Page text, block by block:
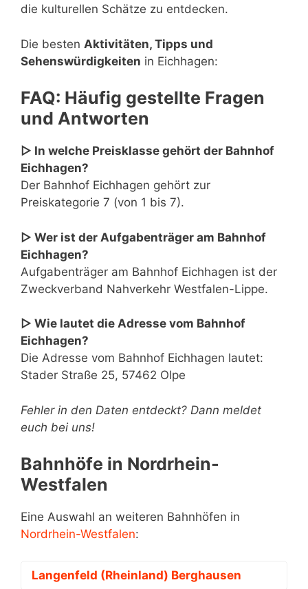
die kulturellen Schätze zu entdecken.
Die besten Aktivitäten, Tipps und
Sehenswürdigkeiten in Eichhagen:
FAQ: Häufig gestellte Fragen
und Antworten
▷ In welche Preisklasse gehört der Bahnhof
Eichhagen?
Der Bahnhof Eichhagen gehört zur
Preiskategorie 7 (von 1 bis 7).
▷ Wer ist der Aufgabenträger am Bahnhof
Eichhagen?
Aufgabenträger am Bahnhof Eichhagen ist der
Zweckverband Nahverkehr Westfalen-Lippe.
▷ Wie lautet die Adresse vom Bahnhof
Eichhagen?
Die Adresse vom Bahnhof Eichhagen lautet:
Stader Straße 25, 57462 Olpe
Fehler in den Daten entdeckt? Dann meldet
euch bei uns!
Bahnhöfe in Nordrhein-
Westfalen
Eine Auswahl an weiteren Bahnhöfen in
Nordrhein-Westfalen:
Langenfeld (Rheinland) Berghausen